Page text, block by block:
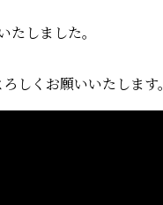
しました。
しくお願いいたします。